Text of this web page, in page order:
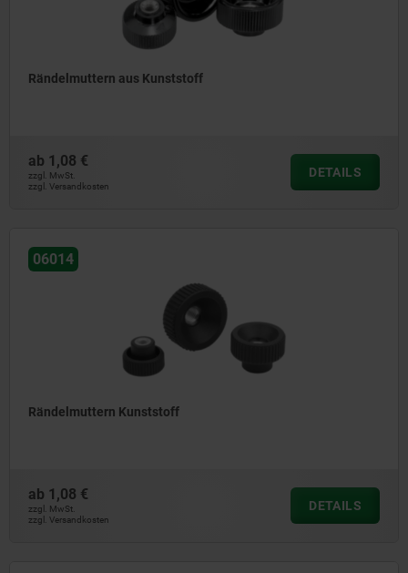
Rändelmuttern aus Kunststoff
ab 1,08 €
zzgl. MwSt.
zzgl. Versandkosten
DETAILS
06014
Rändelmuttern Kunststoff
ab 1,08 €
zzgl. MwSt.
zzgl. Versandkosten
DETAILS